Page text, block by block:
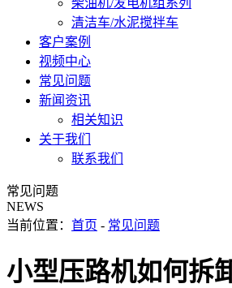
柴油机/发电机组系列
清洁车/水泥搅拌车
客户案例
视频中心
常见问题
新闻资讯
相关知识
关于我们
联系我们
常见问题
NEWS
当前位置： 首页 - 常见问题
小型压路机如何拆